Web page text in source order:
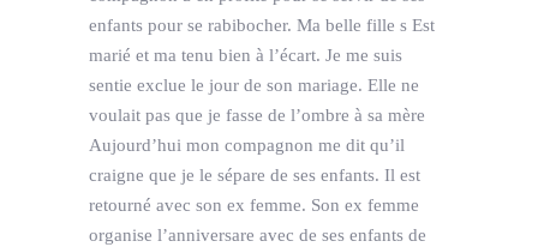
enfants pour se rabibocher. Ma belle fille s Est
marié et ma tenu bien à l’écart. Je me suis
sentie exclue le jour de son mariage. Elle ne
voulait pas que je fasse de l’ombre à sa mère
Aujourd’hui mon compagnon me dit qu’il
craigne que je le sépare de ses enfants. Il est
retourné avec son ex femme. Son ex femme
organise l’anniversare avec de ses enfants de